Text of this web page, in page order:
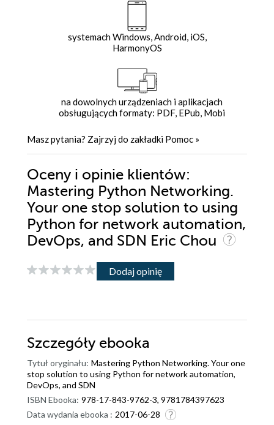
systemach Windows, Android, iOS,
HarmonyOS
na dowolnych urządzeniach i aplikacjach
obsługujących formaty: PDF, EPub, Mobi
Masz pytania? Zajrzyj do zakładki Pomoc »
Oceny i opinie klientów:
Mastering Python Networking.
Your one stop solution to using
Python for network automation,
DevOps, and SDN Eric Chou
Dodaj opinię
Szczegóły ebooka
Tytuł oryginału: Mastering Python Networking. Your one
stop solution to using Python for network automation,
DevOps, and SDN
ISBN Ebooka: 978-17-843-9762-3, 9781784397623
Data wydania ebooka : 2017-06-28